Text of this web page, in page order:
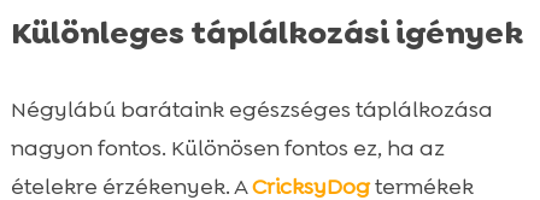
Különleges táplálkozási igények
Négylábú barátaink egészséges táplálkozása
nagyon fontos. Különösen fontos ez, ha az
ételekre érzékenyek. ACricksyDogtermékek